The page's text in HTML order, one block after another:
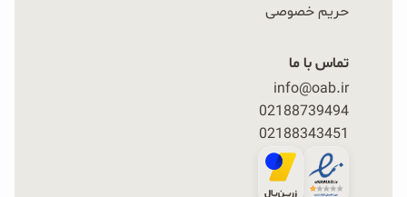
حریم خصوصی
تماس با ما
info@oab.ir
02188739494
02188343451